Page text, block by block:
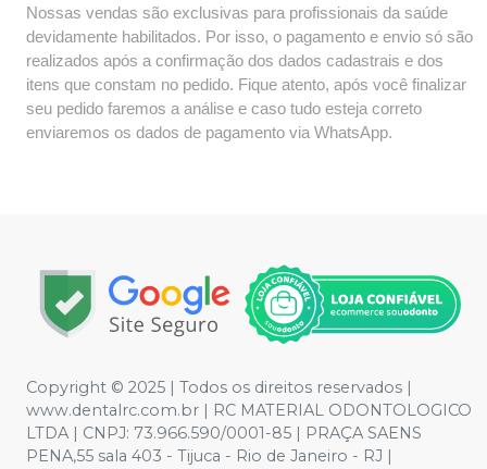
Nossas vendas são exclusivas para profissionais da saúde
devidamente habilitados. Por isso, o pagamento e envio só são
realizados após a confirmação dos dados cadastrais e dos
itens que constam no pedido. Fique atento, após você finalizar
seu pedido faremos a análise e caso tudo esteja correto
enviaremos os dados de pagamento via WhatsApp.
Copyright © 2025 | Todos os direitos reservados |
www.dentalrc.com.br | RC MATERIAL ODONTOLOGICO
LTDA | CNPJ: 73.966.590/0001-85 | PRAÇA SAENS
PENA,55 sala 403 - Tijuca - Rio de Janeiro - RJ |